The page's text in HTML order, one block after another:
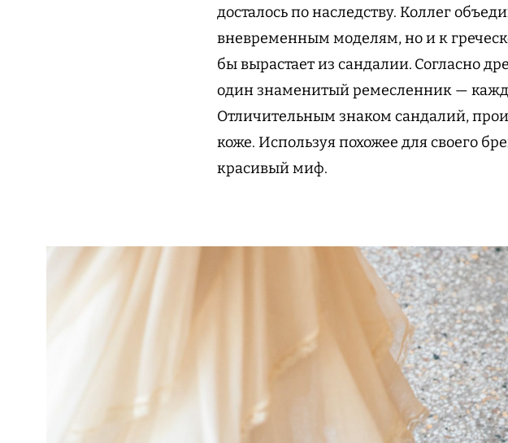
досталось по наследству. Коллег
вневременным моделям, но и к
бы вырастает из сандалии. Согласно
один знаменитый ремесленник —
Отличительным знаком сандалий,
коже. Используя похожее для своего
красивый миф.